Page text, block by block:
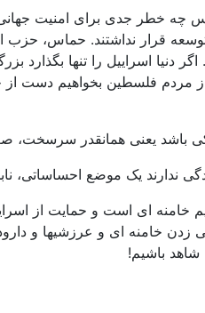
چه خطر جدی برای امنیت
توسعه قرار نداشتند. حماس،
دنیا اسراییل را تنها
فلسطین بخواهیم دست
باشد یعنی همانقدر
ندارند یک موضع
ای است و حمایت از
زدن خامنه ای و عرزشیها و
شاهد باشیم!